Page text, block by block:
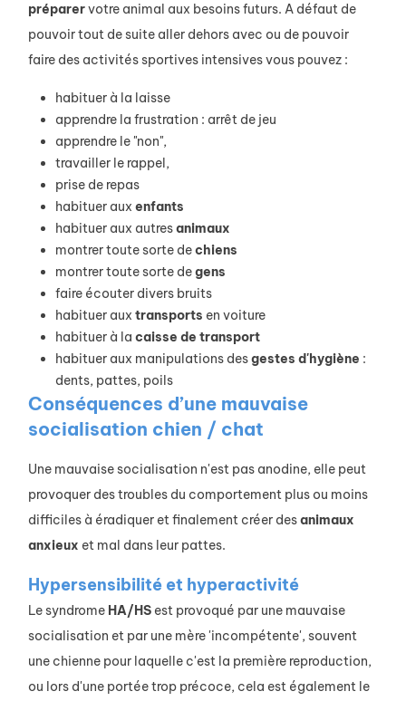
préparervotre animal aux besoins futurs. A défaut de
pouvoir tout de suite aller dehors avec ou de pouvoir
faire des activités sportives intensives vous pouvez :
habituer à la laisse
apprendre la frustration : arrêt de jeu
apprendre le "non",
travailler le rappel,
prise de repas
habituer aux enfants
habituer aux autresanimaux
montrer toute sorte dechiens
montrer toute sorte degens
faire écouter divers bruits
habituer aux transports en voiture
habituer à la caisse de transport
habituer aux manipulations desgestes d'hygiène :
dents, pattes, poils
Conséquences d’une mauvaise
socialisation chien / chat
Une mauvaise socialisation n'est pas anodine, elle peut
provoquer des troubles du comportement plus ou moins
difficiles à éradiquer et finalement créer desanimaux
anxieux et mal dans leur pattes.
Hypersensibilité et hyperactivité
Le syndrome HA/HS est provoqué par une mauvaise
socialisation et par une mère 'incompétente', souvent
une chienne pour laquelle c'est la première reproduction,
ou lors d'une portée trop précoce, cela est également le